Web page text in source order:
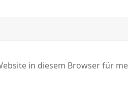
in diesem Browser für